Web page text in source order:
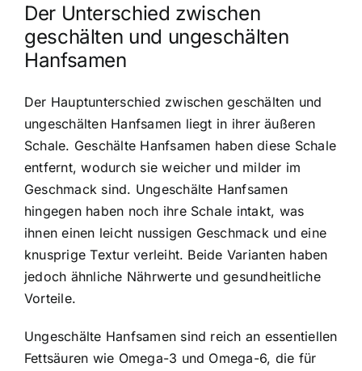
Der Unterschied zwischen
geschälten und ungeschälten
Hanfsamen
Der Hauptunterschied zwischen geschälten und
ungeschälten Hanfsamen liegt in ihrer äußeren
Schale. Geschälte Hanfsamen haben diese Schale
entfernt, wodurch sie weicher und milder im
Geschmack sind. Ungeschälte Hanfsamen
hingegen haben noch ihre Schale intakt, was
ihnen einen leicht nussigen Geschmack und eine
knusprige Textur verleiht. Beide Varianten haben
jedoch ähnliche Nährwerte und gesundheitliche
Vorteile.
Ungeschälte Hanfsamen sind reich an essentiellen
Fettsäuren wie Omega-3 und Omega-6, die für